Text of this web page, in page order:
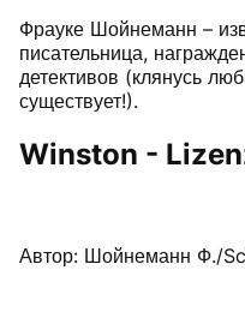
Фрауке Шойнеманн –
писательница,
детективов (клянусь
существует!).
Winston -
Автор: Шойнеманн Ф./